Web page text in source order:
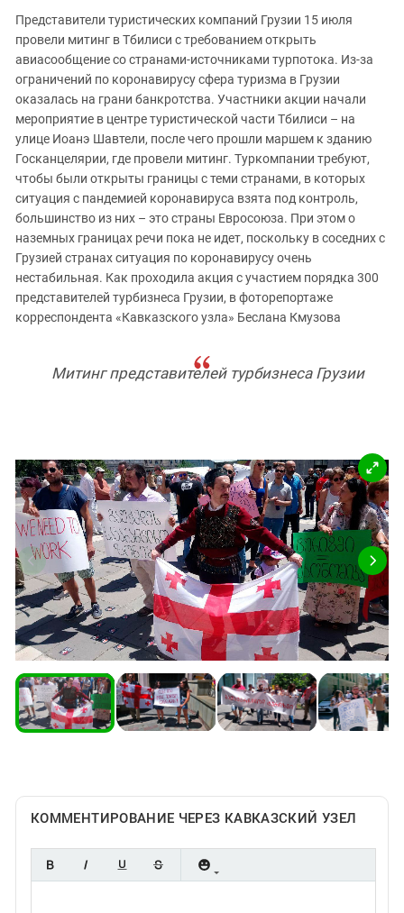
КАВКАЗ ЗА ПАЛЕСТИНУ
ИНАКОМЫСЛИЕ В ЧЕЧНЕ
ПРЕСЛЕДОВАНИЕ АКТИВИСТОВ
МОБИЛИЗАЦИЯ И ПРОТЕСТЫ
Дагестан
Ингушетия
Кабардино-Балкария
Калмыкия
Карачаево-Черкесия
Краснодарский край
Нагорный Карабах
Ростовская область
Северная Осетия - Алания
СКФО
Ставропольский край
Южная Осетия
Представители туристических компаний Грузии 15 июля
провели митинг в Тбилиси с требованием открыть
авиасообщение со странами-источниками турпотока. Из-за
ограничений по коронавирусу сфера туризма в Грузии
оказалась на грани банкротства. Участники акции начали
мероприятие в центре туристической части Тбилиси – на
улице Иоанэ Шавтели, после чего прошли маршем к зданию
Госканцелярии, где провели митинг. Туркомпании требуют,
чтобы были открыты границы с теми странами, в которых
ситуация с пандемией коронавируса взята под контроль,
большинство из них – это страны Евросоюза. При этом о
наземных границах речи пока не идет, поскольку в соседних с
Грузией странах ситуация по коронавирусу очень
нестабильная. Как проходила акция с участием порядка 300
представителей турбизнеса Грузии, в фоторепортаже
корреспондента «Кавказского узла» Беслана Кмузова
Митинг представителей турбизнеса Грузии
КОММЕНТИРОВАНИЕ ЧЕРЕЗ КАВКАЗСКИЙ УЗЕЛ